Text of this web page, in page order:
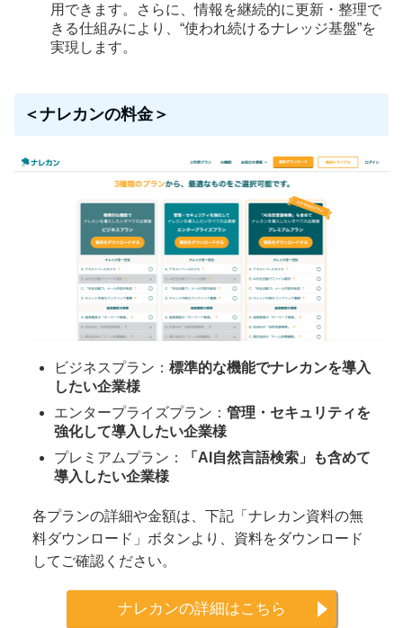
用できます。さらに、情報を継続的に更新・整理で
きる仕組みにより、“使われ続けるナレッジ基盤”を
実現します。
＜ナレカンの料金＞
ビジネスプラン： 標準的な機能でナレカンを導入
したい企業様
エンタープライズプラン： 管理・セキュリティを
強化して導入したい企業様
プレミアムプラン：
「AI自然言語検索」も含めて
導入したい企業様
各プランの詳細や金額は、下記「ナレカン資料の無
料ダウンロード」ボタンより、資料をダウンロード
してご確認ください。
ナレカンの詳細はこちら